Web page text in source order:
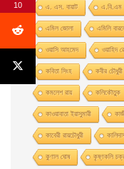
এ. এস. বায়াট এ.বি.এম
এমিল জোলা এমিলি
ওয়াসি আহমেদ ওয়াহিদ
কবিতা সিংহ কবীর চৌধুরী
কমলেশ রায় কলিকৌতুক
কাওয়াবাতা ইয়াসুমারী
কাবেরী রায়চৌধুরী
কুণাল ঘোষ কৃষ্ণকলি
10